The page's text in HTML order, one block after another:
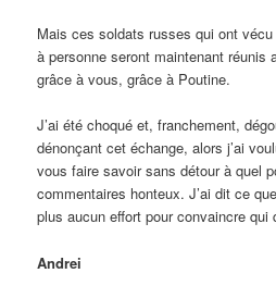
Mais ces soldats russes qui ont
à personne seront maintenant réunis
grâce à vous, grâce à Poutine.
J’ai été choqué et, franchement,
dénonçant cet échange, alors j’ai
vous faire savoir sans détour à quel
commentaires honteux. J’ai dit ce
plus aucun effort pour convaincre qui
Andrei